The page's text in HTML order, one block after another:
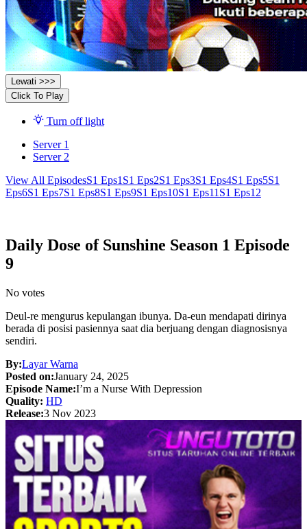
Lewati >>>
Click To Play
Turn off light
Server 1
Server 2
View All EpisodesS1 Eps1 S1 Eps2S1 Eps3S1 Eps4S1 Eps5S1
Eps6S1 Eps7S1 Eps8S1 Eps9S1 Eps10S1 Eps11 S1 Eps12
Daily Dose of Sunshine Season 1 Episode
9
No votes
Deul-re mengurus kepulangan ibunya. Da-eun mendapati dirinya
berada di posisi pasiennya saat dia berjuang dengan diagnosisnya
sendiri.
By:Layar Warna
Posted on:January 24, 2025
Episode Name:I’m a Nurse With Depression
Quality: HD
Release:3 Nov 2023